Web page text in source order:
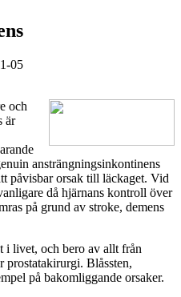
05
och
är
ansträngningsinkontinens
påvisbar orsak till läckaget. Vid
då hjärnans kontroll över
på grund av stroke, demens
i livet, och bero av allt från
Blåssten,
på bakomliggande orsaker.